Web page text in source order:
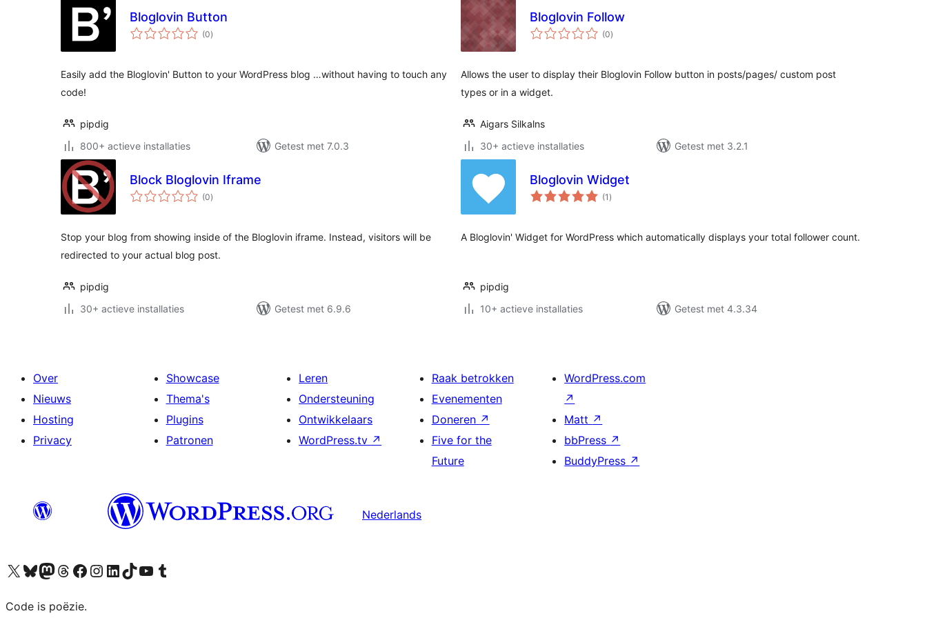
Bloglovin Button
(0totaal
waarderingen
)
Easily add the Bloglovin' Button to your WordPress blog …without having to touch any
code!
pipdig
800+ actieve installaties
Getest met 7.0.3
Bloglovin Follow
(0totaal
waarderingen
)
Allows the user to display their Bloglovin Follow button in posts/pages/ custom post
types or in a widget.
Aigars Silkalns
30+ actieve installaties
Getest met 3.2.1
Block Bloglovin Iframe
(0totaal
waarderingen
)
Stop your blog from showing inside of the Bloglovin iframe. Instead, visitors will be
redirected to your actual blog post.
pipdig
30+ actieve installaties
Getest met 6.9.6
Bloglovin Widget
(1 totaal
waarderingen
)
A Bloglovin' Widget for WordPress which automatically displays your total follower count.
pipdig
10+ actieve installaties
Getest met 4.3.34
Over
Nieuws
Hosting
Privacy
Showcase
Thema's
Plugins
Patronen
Leren
Ondersteuning
Ontwikkelaars
WordPress.tv ↗
Raak betrokken
Evenementen
Doneren ↗
Five for the
Future
WordPress.com
↗
Matt ↗
bbPress ↗
BuddyPress ↗
Nederlands
Bezoek ons X (voorheen Twitter) account
Bezoek ons Bluesky account
Bezoek ons Mastodon account
Bezoek ons Threads account
Onze Facebook pagina bezoeken
Bezoek ons Instagram account
Bezoek ons LinkedIn account
Bezoek ons TikTok account
Bezoek ons YouTube kanaalBezoek ons Tumblr account
Code is poëzie.